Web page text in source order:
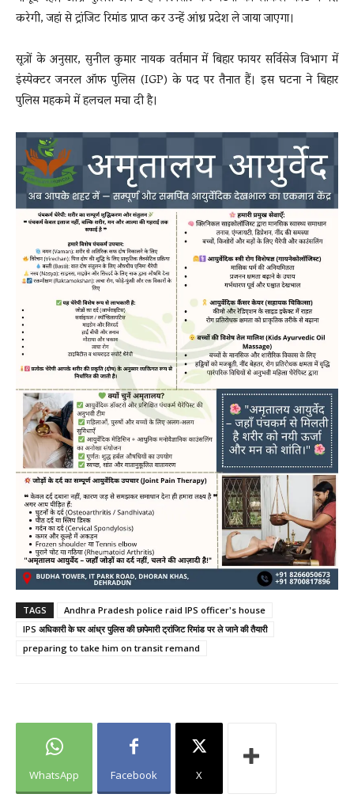
करेगी, जहां से ट्रांजिट रिमांड प्राप्त कर उन्हें आंध्र प्रदेश ले जाया जाएगा।
सूत्रों के अनुसार, सुनील कुमार नायक वर्तमान में बिहार फायर सर्विसेज विभाग में
इंस्पेक्टर जनरल ऑफ पुलिस (IGP) के पद पर तैनात हैं। इस घटना ने बिहार
पुलिस महकमे में हलचल मचा दी है।
TAGS
Andhra Pradesh police raid IPS officer's house
IPS अधिकारी के घर आंध्र पुलिस की छापेमारी ट्रांजिट रिमांड पर ले जाने की तैयारी
preparing to take him on transit remand
WhatsApp Facebook X